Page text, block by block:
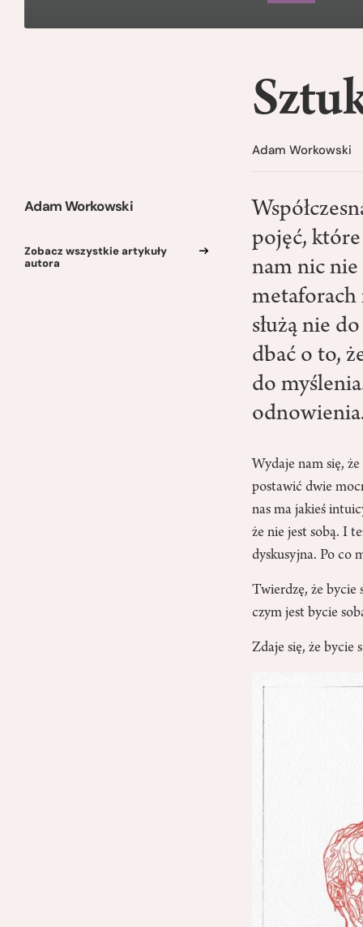
Adam Workowski
Zobacz wszystkie artykuły
autora
Adam Workowski
pojęć, które
nam nic nie
metaforach
służą nie
dbać o to,
do
Wydaje nam się,
postawić dwie
nas ma jakieś
że nie jest sobą. I
dyskusyjna. Po co
Twierdzę, że bycie
czym jest bycie
Zdaje się, że bycie